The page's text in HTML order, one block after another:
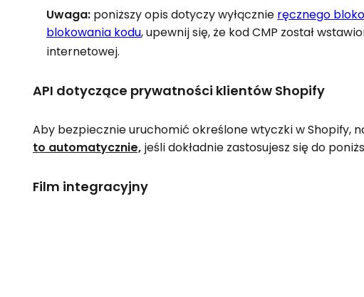
Uwaga: poniższy opis dotyczy wyłącznie ręcznego
blokowania kodu, upewnij się, że kod CMP został
internetowej.
API dotyczące prywatności klientów Shopify
Aby bezpiecznie uruchomić określone wtyczki w Shopify,
to automatycznie, jeśli dokładnie zastosujesz się do
Film integracyjny